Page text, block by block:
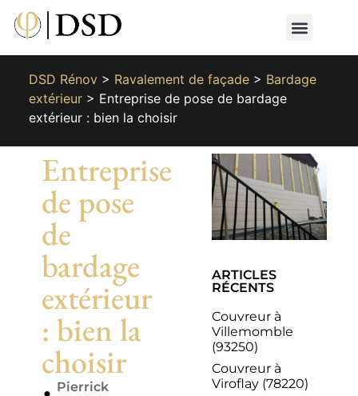
DSD Rénov> Ravalement de façade> Bardage
extérieur> Entreprise de pose de bardage
extérieur : bien la choisir
Entreprise
de pose
de
bardage
extérieur
: bien la
choisir
Pierrick
ARTICLES
RÉCENTS
Couvreur à
Villemomble
(93250)
Couvreur à
Viroflay (78220)